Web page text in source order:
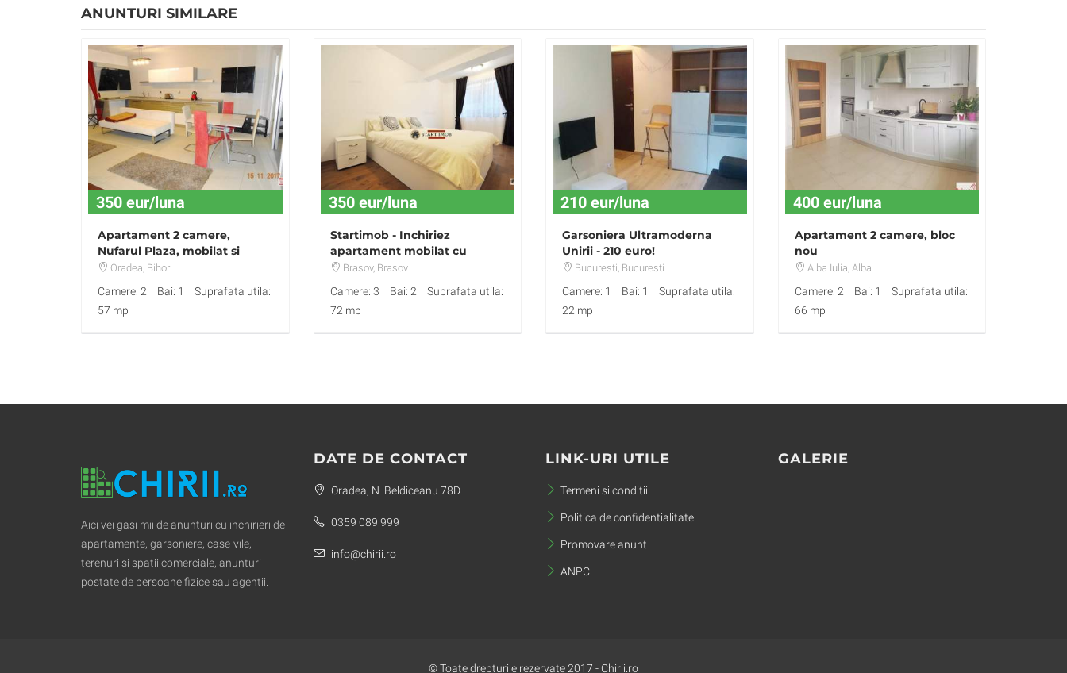
ANUNTURI SIMILARE
350 eur/luna
Apartament 2 camere,
Nufarul Plaza, mobilat si
utilat
Oradea, Bihor
Camere: 2 Bai: 1
Suprafata utila:
57 mp
350 eur/luna
Startimob - Inchiriez
apartament mobilat cu
parcare subterana
Brasov, Brasov
Camere: 3 Bai: 2
Suprafata utila:
72 mp
210 eur/luna
Garsoniera Ultramoderna
Unirii - 210 euro!
Bucuresti, Bucuresti
Camere: 1 Bai: 1
Suprafata utila:
22 mp
400 eur/luna
Apartament 2 camere, bloc
nou
Alba Iulia, Alba
Camere: 2 Bai: 1
Suprafata utila:
66 mp
Aici vei gasi mii de anunturi cu inchirieri de
apartamente, garsoniere, case-vile,
terenuri si spatii comerciale, anunturi
postate de persoane fizice sau agentii.
DATE DE CONTACT
Oradea, N. Beldiceanu 78D
0359 089 999
info@chirii.ro
LINK-URI UTILE
Termeni si conditii
Politica de confidentialitate
Promovare anunt
ANPC
GALERIE
© Toate drepturile rezervate 2017 - Chirii.ro